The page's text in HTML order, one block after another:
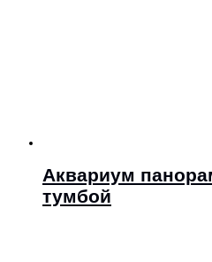
Аквариум
тумбой